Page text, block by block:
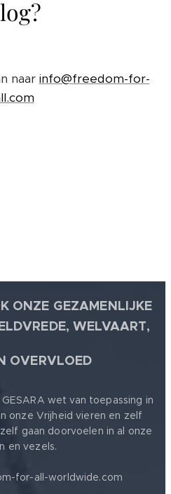
naar info@freedom-for-
ONZE GEZAMENLIJKE
WELVAART,
OVERVLOED
wet van toepassing in
onze Vrijheid vieren en zelf
gaan doorvoelen in al onze
en vezels.
for-all-worldwide.com